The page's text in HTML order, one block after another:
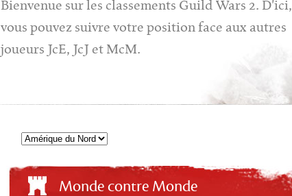
Bienvenue sur les classements Guild Wars 2. D'ici,
vous pouvez suivre votre position face aux autres
joueurs JcE, JcJ et McM.
Monde contre Monde